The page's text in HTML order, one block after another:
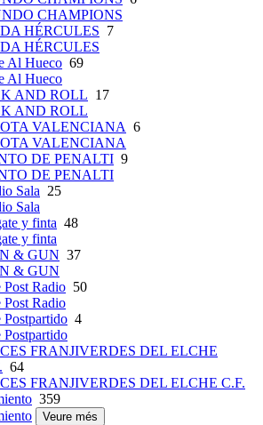
CHAMPIONS
HÉRCULES 7
HÉRCULES
Al Hueco 69
Al Hueco
AND ROLL 17
AND ROLL
VALENCIANA 6
VALENCIANA
DE PENALTI 9
DE PENALTI
Sala 25
Sala
y finta 48
y finta
& GUN 37
& GUN
Post Radio 50
Post Radio
Postpartido 4
Postpartido
FRANJIVERDES DEL ELCHE
64
FRANJIVERDES DEL ELCHE C.F.
359
Veure més